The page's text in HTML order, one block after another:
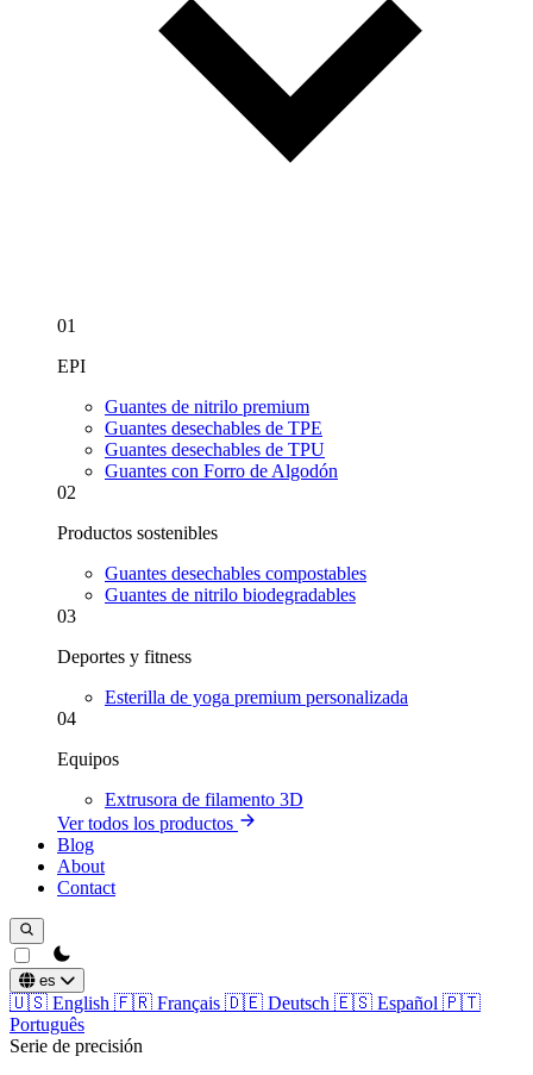
01
EPI
Guantes de nitrilo premium
Guantes desechables de TPE
Guantes desechables de TPU
Guantes con Forro de Algodón
02
Productos sostenibles
Guantes desechables compostables
Guantes de nitrilo biodegradables
03
Deportes y fitness
Esterilla de yoga premium personalizada
04
Equipos
Extrusora de filamento 3D
Ver todos los productos
Blog
About
Contact
theme switcher
es
🇺🇸 English 🇫🇷 Français 🇩🇪 Deutsch 🇪🇸 Español 🇵🇹
Português
Serie de precisión